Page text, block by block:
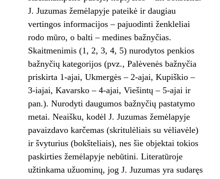
J. Juzumas žemėlapyje pateikė ir daugiau
vertingos informacijos – pajuodinti ženkleliai
rodo mūro, o balti – medines bažnyčias.
Skaitmenimis (1, 2, 3, 4, 5) nurodytos penkios
bažnyčių kategorijos (pvz., Palėvenės bažnyčia
priskirta 1-ajai, Ukmergės – 2-ajai, Kupiškio –
3-iajai, Kavarsko – 4-ajai, Viešintų – 5-ajai ir
pan.). Nurodyti daugumos bažnyčių pastatymo
metai. Neaišku, kodėl J. Juzumas žemėlapyje
pavaizdavo karčemas (skritulėliais su vėliavėle)
ir švyturius (bokšteliais), nes šie objektai tokios
paskirties žemėlapyje nebūtini. Literatūroje
užtinkama užuominų, jog J. Juzumas yra sudaręs